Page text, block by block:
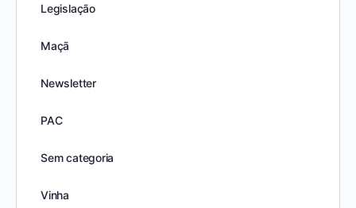
Legislação
Maçã
Newsletter
PAC
Sem categoria
Vinha